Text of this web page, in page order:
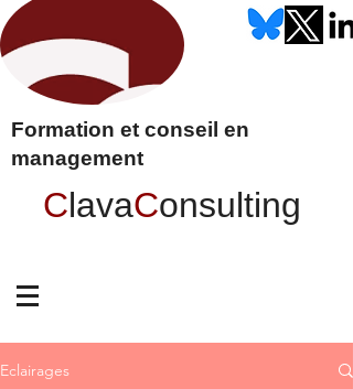
Formation et conseil en
management
ClavaConsulting
Eclairages